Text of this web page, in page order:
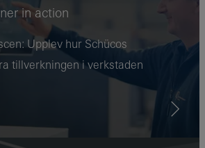
in action
Upplev hur Schücos
tillverkningen i verkstaden